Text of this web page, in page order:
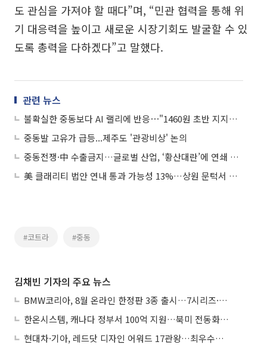
도 관심을 가져야 할 때다”며, “민관 협력을 통해 위
기 대응력을 높이고 새로운 시장기회도 발굴할 수 있
도록 총력을 다하겠다”고 말했다.
관련 뉴스
불확실한 중동보다 AI 랠리에 반응⋯"1460원 초반 지지선 확인"
중동발 고유가 급등...제주도 '관광비상' 논의
중동전쟁·中 수출금지…글로벌 산업, ‘황산대란’에 연쇄 충격 직면
美 클래리티 법안 연내 통과 가능성 13%…상원 문턱서 제동
#코트라 #중동
김채빈 기자의 주요 뉴스
BMW코리아, 8월 온라인 한정판 3종 출시…7시리즈·X7·M340i 투어링
한온시스템, 캐나다 정부서 100억 지원…북미 전동화 시장 가속
현대차·기아, 레드닷 디자인 어워드 17관왕…최우수상 2개 수상